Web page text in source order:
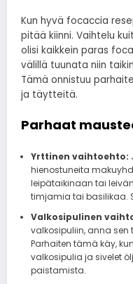
Kun hyvä focaccia
pitää kiinni. Vaihtelu
olisi kaikkein paras
välillä tuunata niin
Tämä onnistuu
ja täytteitä.
Parhaat
Yrttinen vaihtoehto:
hienostuneita
leipätaikinaan tai
timjamia tai basilikaa.
Valkosipulinen
valkosipuliin, anna
Parhaiten tämä käy,
valkosipulia ja sivelet
paistamista.